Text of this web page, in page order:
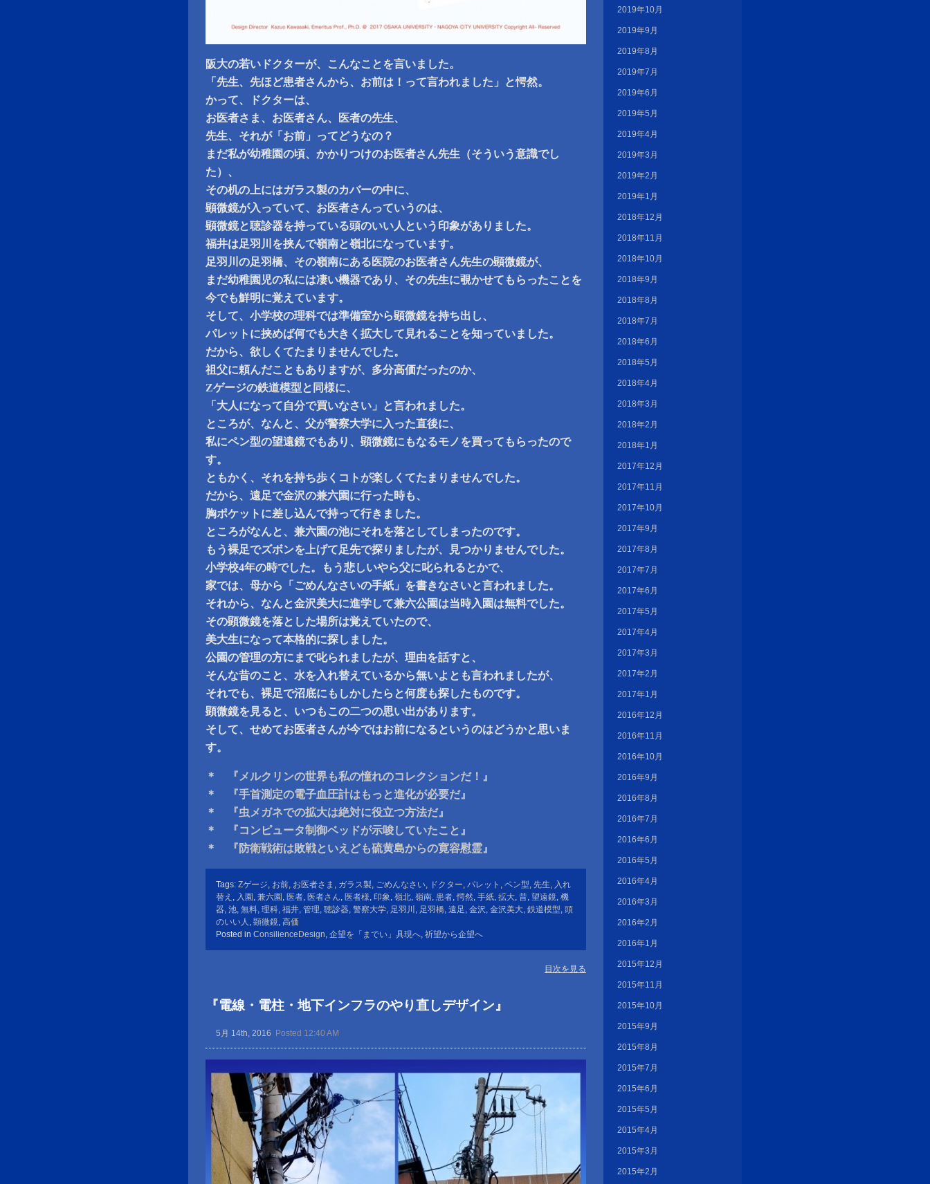
阪大の若いドクターが、こんなことを言いました。
「先生、先ほど患者さんから、お前は！って言われました」と愕然。
かって、ドクターは、
お医者さま、お医者さん、医者の先生、
先生、それが「お前」ってどうなの？
まだ私が幼稚園の頃、かかりつけのお医者さん先生（そういう意識でし
た）、
その机の上にはガラス製のカバーの中に、
顕微鏡が入っていて、お医者さんっていうのは、
顕微鏡と聴診器を持っている頭のいい人という印象がありました。
福井は足羽川を挟んで嶺南と嶺北になっています。
足羽川の足羽橋、その嶺南にある医院のお医者さん先生の顕微鏡が、
まだ幼稚園児の私には凄い機器であり、その先生に覗かせてもらったことを
今でも鮮明に覚えています。
そして、小学校の理科では準備室から顕微鏡を持ち出し、
パレットに挟めば何でも大きく拡大して見れることを知っていました。
だから、欲しくてたまりませんでした。
祖父に頼んだこともありますが、多分高価だったのか、
Zゲージの鉄道模型と同様に、
「大人になって自分で買いなさい」と言われました。
ところが、なんと、父が警察大学に入った直後に、
私にペン型の望遠鏡でもあり、顕微鏡にもなるモノを買ってもらったので
す。
ともかく、それを持ち歩くコトが楽しくてたまりませんでした。
だから、遠足で金沢の兼六園に行った時も、
胸ポケットに差し込んで持って行きました。
ところがなんと、兼六園の池にそれを落としてしまったのです。
もう裸足でズボンを上げて足先で探りましたが、見つかりませんでした。
小学校4年の時でした。もう悲しいやら父に叱られるとかで、
家では、母から「ごめんなさいの手紙」を書きなさいと言われました。
それから、なんと金沢美大に進学して兼六公園は当時入園は無料でした。
その顕微鏡を落とした場所は覚えていたので、
美大生になって本格的に探しました。
公園の管理の方にまで叱られましたが、理由を話すと、
そんな昔のこと、水を入れ替えているから無いよとも言われましたが、
それでも、裸足で沼底にもしかしたらと何度も探したものです。
顕微鏡を見ると、いつもこの二つの思い出があります。
そして、せめてお医者さんが今ではお前になるというのはどうかと思いま
す。
＊ 『メルクリンの世界も私の憧れのコレクションだ！』
＊ 『手首測定の電子血圧計はもっと進化が必要だ』
＊ 『虫メガネでの拡大は絶対に役立つ方法だ』
＊ 『コンピュータ制御ベッドが示唆していたこと』
＊ 『防衛戦術は敗戦といえども硫黄島からの寛容慰霊』
Tags: Zゲージ, お前, お医者さま , ガラス製, ごめんなさい, ドクター, パレット , ペン型, 先生, 入れ
替え , 入園 , 兼六園 , 医者, 医者さん, 医者様, 印象, 嶺北, 嶺南, 患者,愕然, 手紙, 拡大, 昔, 望遠鏡, 機
器, 池, 無料, 理科, 福井, 管理, 聴診器, 警察大学, 足羽川 , 足羽橋, 遠足 , 金沢, 金沢美大, 鉄道模型, 頭
のいい人 , 顕微鏡, 高価
Posted in ConsilienceDesign, 企望を「までい」具現へ, 祈望から企望へ
目次を見る
『電線・電柱・地下インフラのやり直しデザイン』
5月 14th, 2016 Posted 12:40 AM
2019年10月
2019年9月
2019年8月
2019年7月
2019年6月
2019年5月
2019年4月
2019年3月
2019年2月
2019年1月
2018年12月
2018年11月
2018年10月
2018年9月
2018年8月
2018年7月
2018年6月
2018年5月
2018年4月
2018年3月
2018年2月
2018年1月
2017年12月
2017年11月
2017年10月
2017年9月
2017年8月
2017年7月
2017年6月
2017年5月
2017年4月
2017年3月
2017年2月
2017年1月
2016年12月
2016年11月
2016年10月
2016年9月
2016年8月
2016年7月
2016年6月
2016年5月
2016年4月
2016年3月
2016年2月
2016年1月
2015年12月
2015年11月
2015年10月
2015年9月
2015年8月
2015年7月
2015年6月
2015年5月
2015年4月
2015年3月
2015年2月